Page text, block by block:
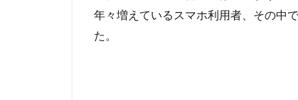
年々増えているスマホ利用者、その中で
た。